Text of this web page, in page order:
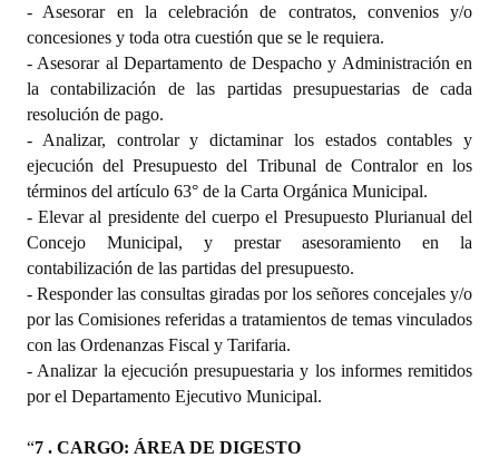
- Asesorar en la celebración de contratos, convenios y/o
concesiones y toda otra cuestión que se le requiera.
- Asesorar al Departamento de Despacho y Administración en
la contabilización de las partidas presupuestarias de cada
resolución de pago.
- Analizar, controlar y dictaminar los estados contables y
ejecución del Presupuesto del Tribunal de Contralor en los
términos del artículo 63° de la Carta Orgánica Municipal.
- Elevar al presidente del cuerpo el Presupuesto Plurianual del
Concejo Municipal, y prestar asesoramiento en la
contabilización de las partidas del presupuesto.
- Responder las consultas giradas por los señores concejales y/o
por las Comisiones referidas a tratamientos de temas vinculados
con las Ordenanzas Fiscal y Tarifaria.
- Analizar la ejecución presupuestaria y los informes remitidos
por el Departamento Ejecutivo Municipal.
“7 . CARGO: ÁREA DE DIGESTO